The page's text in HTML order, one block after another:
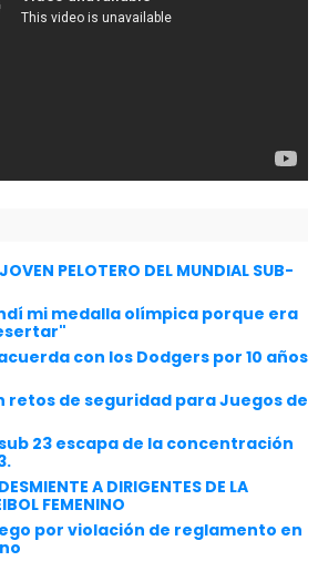
PELOTERO DEL MUNDIAL SUB-
mi medalla olímpica porque era
con los Dodgers por 10 años
retos de seguridad para Juegos de
23 escapa de la concentración
A DIRIGENTES DE LA
FEMENINO
por violación de reglamento en